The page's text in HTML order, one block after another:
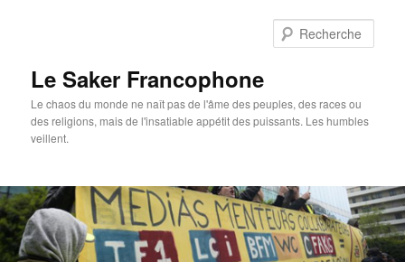
Le Saker Francophone
Le chaos du monde ne naît pas de l'âme des peuples, des races ou
des religions, mais de l'insatiable appétit des puissants. Les humbles
veillent.